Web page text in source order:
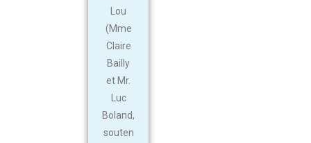
Lou
(Mme
Claire
Bailly
et Mr.
Luc
Boland,
souten